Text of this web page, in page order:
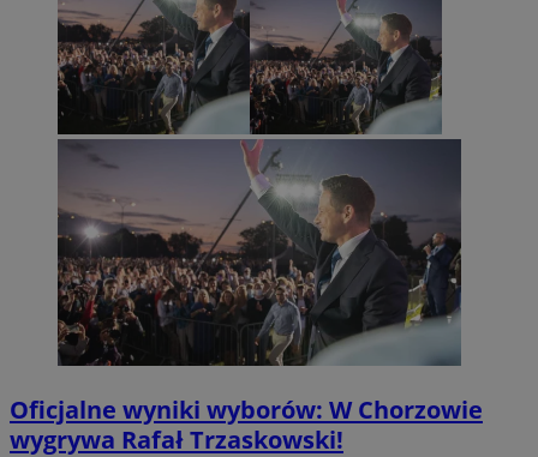
Oficjalne wyniki wyborów: W Chorzowie
wygrywa Rafał Trzaskowski!